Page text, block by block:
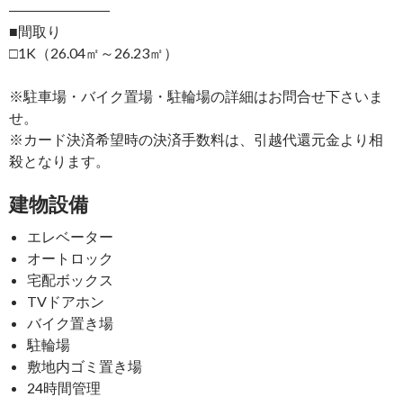
―――――――
■間取り
□1K（26.04㎡～26.23㎡）
※駐車場・バイク置場・駐輪場の詳細はお問合せ下さいま
せ。
※カード決済希望時の決済手数料は、引越代還元金より相
殺となります。
建物設備
エレベーター
オートロック
宅配ボックス
TVドアホン
バイク置き場
駐輪場
敷地内ゴミ置き場
24時間管理